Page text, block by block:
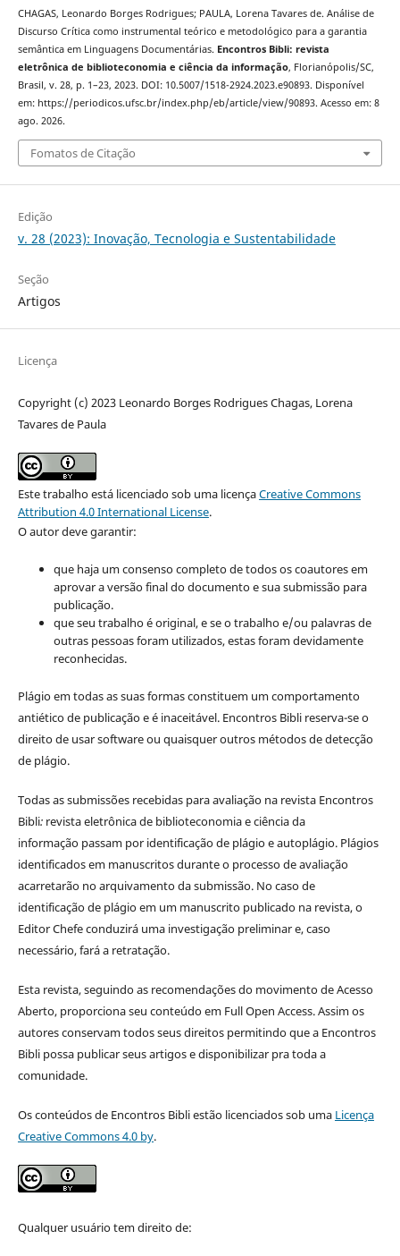
CHAGAS, Leonardo Borges Rodrigues; PAULA, Lorena Tavares de. Análise de
Discurso Crítica como instrumental teórico e metodológico para a garantia
semântica em Linguagens Documentárias. Encontros Bibli: revista
eletrônica de biblioteconomia e ciência da informação, Florianópolis/SC,
Brasil, v. 28, p. 1–23, 2023. DOI: 10.5007/1518-2924.2023.e90893. Disponível
em: https://periodicos.ufsc.br/index.php/eb/article/view/90893. Acesso em: 8
ago. 2026.
Fomatos de Citação
Edição
v. 28 (2023): Inovação, Tecnologia e Sustentabilidade
Seção
Artigos
Licença
Copyright (c) 2023 Leonardo Borges Rodrigues Chagas, Lorena
Tavares de Paula
Este trabalho está licenciado sob uma licençaCreative Commons
Attribution 4.0 International License.
O autor deve garantir:
que haja um consenso completo de todos os coautores em
aprovar a versão final do documento e sua submissão para
publicação.
que seu trabalho é original, e se o trabalho e/ou palavras de
outras pessoas foram utilizados, estas foram devidamente
reconhecidas.
Plágio em todas as suas formas constituem um comportamento
antiético de publicação e é inaceitável. Encontros Bibli reserva-se o
direito de usar software ou quaisquer outros métodos de detecção
de plágio.
Todas as submissões recebidas para avaliação na revista Encontros
Bibli: revista eletrônica de biblioteconomia e ciência da
informaçãopassam por identificação de plágio e autoplágio. Plágios
identificados em manuscritos durante o processo de avaliação
acarretarão no arquivamento da submissão. No caso de
identificação de plágio em um manuscrito publicado na revista, o
Editor Chefe conduzirá uma investigação preliminar e, caso
necessário, fará a retratação.
Esta revista, seguindo as recomendações do movimento de Acesso
Aberto, proporciona seu conteúdo em Full Open Access. Assim os
autores conservam todos seus direitos permitindo que a Encontros
Bibli possa publicar seus artigos e disponibilizar pra toda a
comunidade.
Os conteúdos de Encontros Bibli estão licenciados sob uma Licença
Creative Commons 4.0 by.
Qualquer usuário tem direito de: